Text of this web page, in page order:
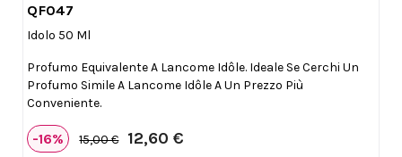
QF047
Idolo 50 Ml
Profumo Equivalente A Lancome Idôle. Ideale Se Cerchi Un
Profumo Simile A Lancome Idôle A Un Prezzo Più
Conveniente.
-16% 15,00 € 12,60 €